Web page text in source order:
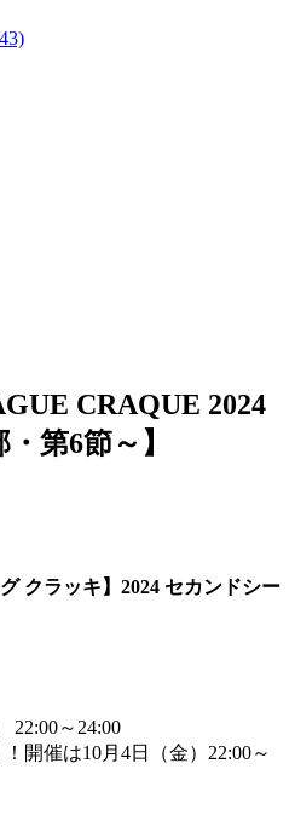
CRAQUE 2024
第6節～】
クラッキ】 2024 セカンドシー
22:00～24:00
開催は10月4日（金）22:00～